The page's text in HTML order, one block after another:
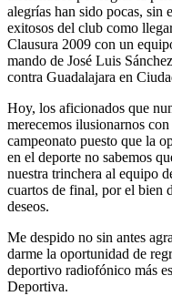
alegrías han sido pocas, sin
exitosos del club como
Clausura 2009 con un
mando de José Luis
contra Guadalajara en
Hoy, los aficionados que
merecemos ilusionarnos
campeonato puesto que la
en el deporte no sabemos
nuestra trinchera al equipo
cuartos de final, por el bien
deseos.
Me despido no sin antes
darme la oportunidad de
deportivo radiofónico más
Deportiva.